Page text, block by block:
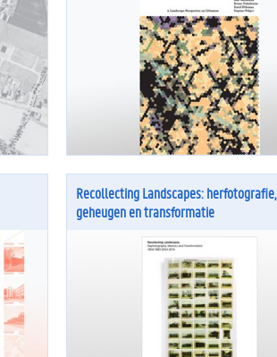
Recollecting Landscapes: herfotografie,
geheugen en transformatie